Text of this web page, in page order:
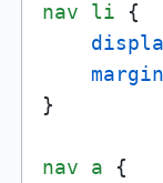
nav li {
margin
}
nav a {